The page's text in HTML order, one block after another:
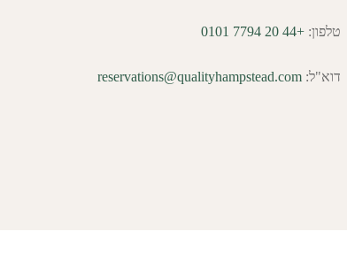
טלפון: +44 20 7794 0101
דוא"ל: reservations@qualityhampstead.com